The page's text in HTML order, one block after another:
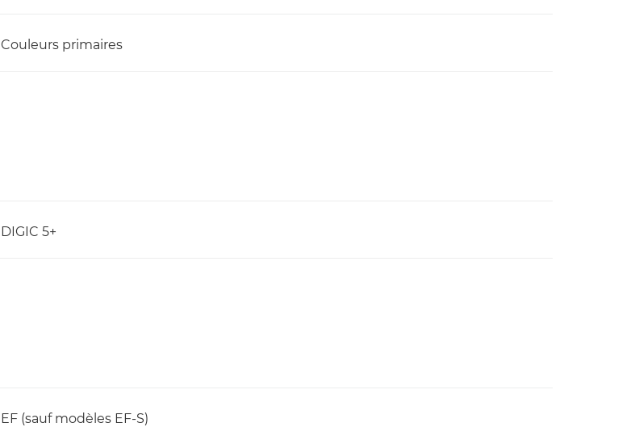
Couleurs primaires
DIGIC 5+
EF (sauf modèles EF-S)